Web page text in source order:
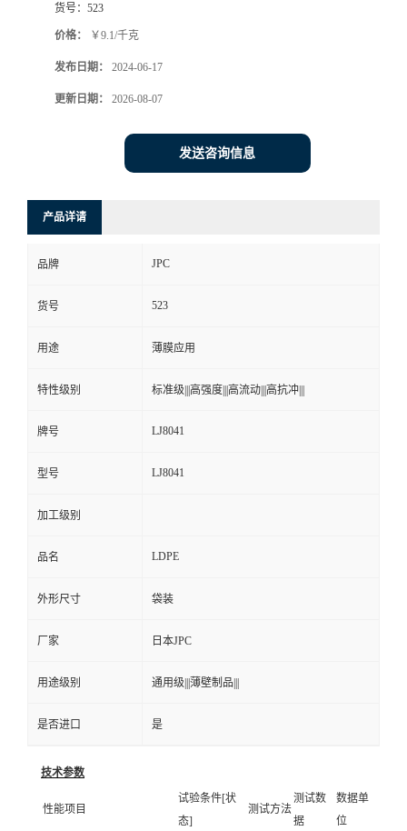
货号： 523
价格： ￥9.1/千克
发布日期： 2024-06-17
更新日期： 2026-08-07
发送咨询信息
产品详请
品牌 JPC
货号 523
用途 薄膜应用
特性级别 标准级|||高强度|||高流动|||高抗冲|||
牌号 LJ8041
型号 LJ8041
加工级别
品名 LDPE
外形尺寸 袋装
厂家 日本JPC
用途级别 通用级|||薄壁制品|||
是否进口 是
技术参数
性能项目
试验条件[状
态]
测试方法
测试数
据
数据单
位